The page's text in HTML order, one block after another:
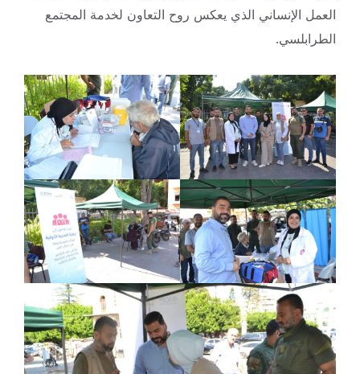
العمل الإنساني الذي يعكس روح التعاون لخدمة المجتمع
الطرابلسي.